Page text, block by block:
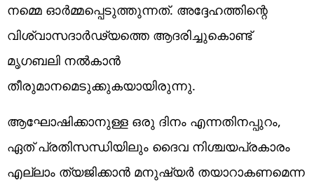
നമ്മെ ഓര്‍മ്മപ്പെടുത്തുന്നത്. അദ്ദേഹത്തിന്റെ
വിശ്വാസദാര്‍ഢ്യത്തെ ആദരിച്ചുകൊണ്ട്
മൃഗബലി നല്‍കാന്‍
തീരുമാനമെടുക്കുകയായിരുന്നു.
ആഘോഷിക്കാനുള്ള ഒരു ദിനം എന്നതിനപ്പുറം,
ഏത് പ്രതിസന്ധിയിലും ദൈവ നിശ്ചയപ്രകാരം
എല്ലാം ത്യജിക്കാന്‍ മനുഷ്യര്‍ തയാറാകണമെന്ന